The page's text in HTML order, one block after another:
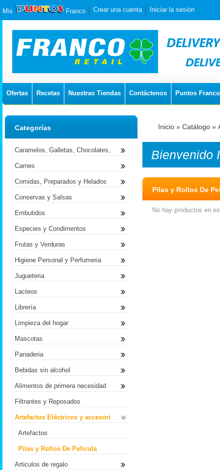
Mis Franco Crear una cuenta Iniciar la sesión
Ofertas Recetas Nuestras Tiendas Contáctenos Puntos Franco
Inicio » Catálogo »
Bienvenido
Pilas y Rollos De
No hay productos en
Categorías
Caramelos, Galletas, Chocolates,
Carnes
Comidas, Preparados y Helados
Conservas y Salsas
Embutidos
Especies y Condimentos
Frutas y Verduras
Higiene Personal y Perfumeria
Jugueteria
Lacteos
Librería
Limpieza del hogar
Mascotas
Panaderia
Bebidas sin alcohol
Alimentos de primera necesidad
Filtrantes y Reposados
Artefactos Eléctricos y accesori
Artefactos
Pilas y Rollos De Pelicula
Articulos de regalo